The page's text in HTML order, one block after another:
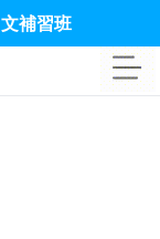
補習班